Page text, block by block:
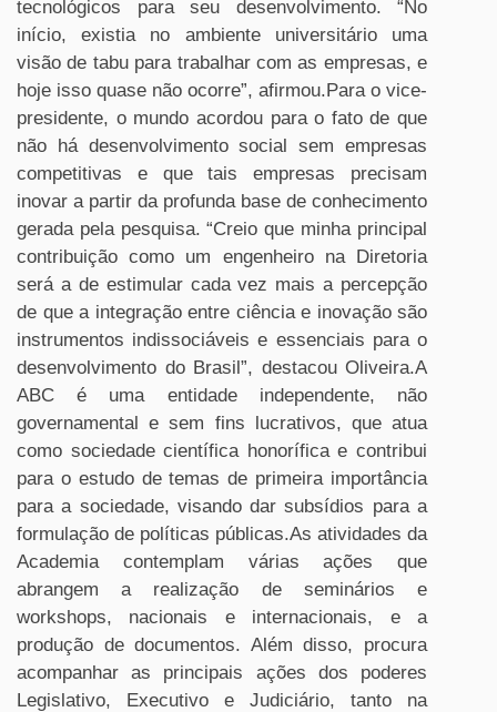
tecnológicos para seu desenvolvimento. “No
início, existia no ambiente universitário uma
visão de tabu para trabalhar com as empresas, e
hoje isso quase não ocorre”, afirmou.Para o vice-
presidente, o mundo acordou para o fato de que
não há desenvolvimento social sem empresas
competitivas e que tais empresas precisam
inovar a partir da profunda base de conhecimento
gerada pela pesquisa. “Creio que minha principal
contribuição como um engenheiro na Diretoria
será a de estimular cada vez mais a percepção
de que a integração entre ciência e inovação são
instrumentos indissociáveis e essenciais para o
desenvolvimento do Brasil”, destacou Oliveira.A
ABC é uma entidade independente, não
governamental e sem fins lucrativos, que atua
como sociedade científica honorífica e contribui
para o estudo de temas de primeira importância
para a sociedade, visando dar subsídios para a
formulação de políticas públicas.As atividades da
Academia contemplam várias ações que
abrangem a realização de seminários e
workshops, nacionais e internacionais, e a
produção de documentos. Além disso, procura
acompanhar as principais ações dos poderes
Legislativo, Executivo e Judiciário, tanto na